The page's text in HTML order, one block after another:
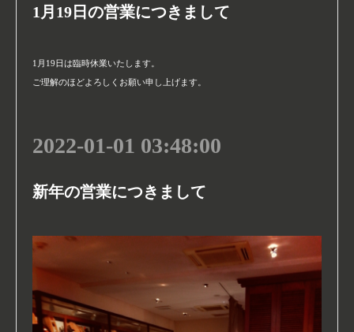
1月19日の営業につきまして
1月19日は臨時休業いたします。
ご理解のほどよろしくお願い申し上げます。
2022-01-01 03:48:00
新年の営業につきまして